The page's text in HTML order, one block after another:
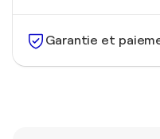
Garantie et